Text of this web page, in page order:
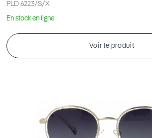
PLD 6223/S/X
En stock en ligne
Voir le produit